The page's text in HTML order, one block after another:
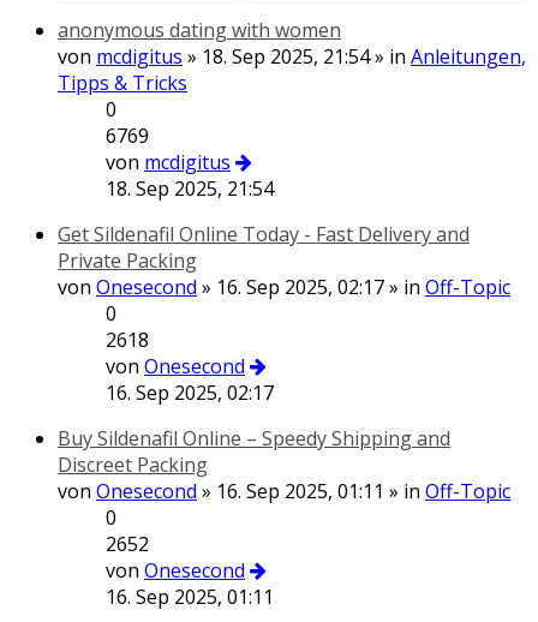
anonymous dating with women
von mcdigitus » 18. Sep 2025, 21:54 » in Anleitungen,
Tipps & Tricks
0
6769
von mcdigitus
18. Sep 2025, 21:54
Get Sildenafil Online Today - Fast Delivery and
Private Packing
von Onesecond » 16. Sep 2025, 02:17 » in Off-Topic
0
2618
von Onesecond
16. Sep 2025, 02:17
Buy Sildenafil Online – Speedy Shipping and
Discreet Packing
von Onesecond » 16. Sep 2025, 01:11 » in Off-Topic
0
2652
von Onesecond
16. Sep 2025, 01:11